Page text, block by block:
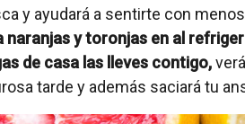
y ayudará a sentirte con
naranjas y toronjas en al
de casa las lleves contigo,
tarde y además saciará tu